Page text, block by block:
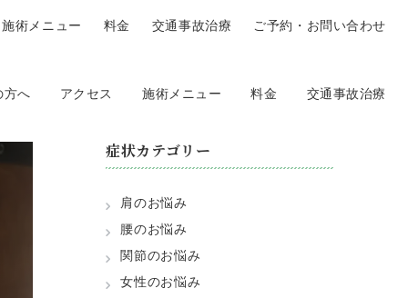
方へ アクセス 施術メニュー 料金 交通事故治療
施術メニュー 料金 交通事故治療 ご予約・お問い合わせ
症状カテゴリー
肩のお悩み
腰のお悩み
関節のお悩み
女性のお悩み